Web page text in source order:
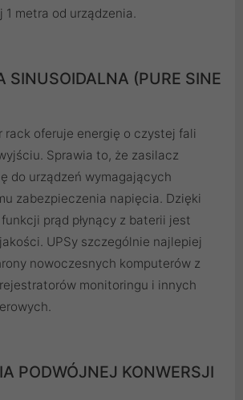
1 metra od urządzenia.
SINUSOIDALNA (PURE SINE
rack oferuje energię o czystej fali
Sprawia to, że zasilacz
do urządzeń wymagających
zabezpieczenia napięcia. Dzięki
prąd płynący z baterii jest
UPSy szczególnie najlepiej
nowoczesnych komputerów z
monitoringu i innych
PODWÓJNEJ KONWERSJI